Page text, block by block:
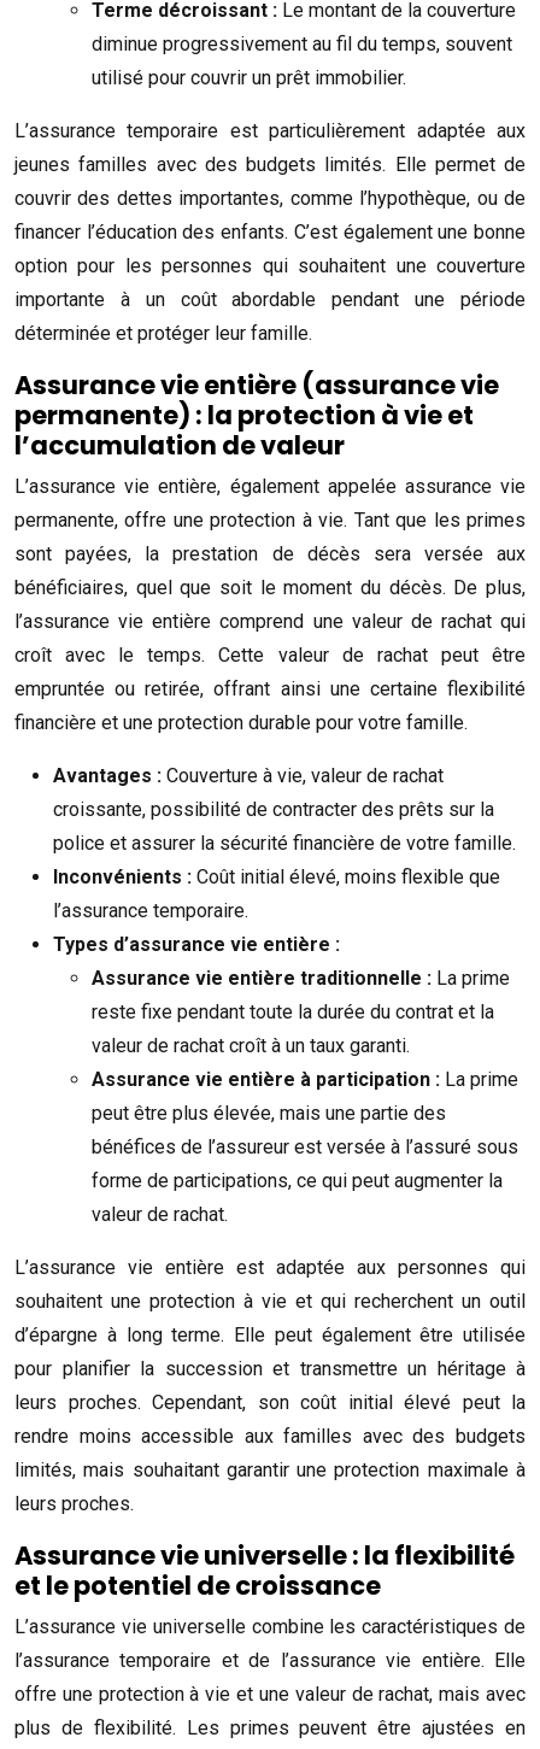
Terme décroissant : Le montant de la couverture
diminue progressivement au fil du temps, souvent
utilisé pour couvrir un prêt immobilier.
L’assurance temporaire est particulièrement adaptée aux
jeunes familles avec des budgets limités. Elle permet de
couvrir des dettes importantes, comme l’hypothèque, ou de
financer l’éducation des enfants. C’est également une bonne
option pour les personnes qui souhaitent une couverture
importante à un coût abordable pendant une période
déterminée et protéger leur famille.
Assurance vie entière (assurance vie
permanente) : la protection à vie et
l’accumulation de valeur
L’assurance vie entière, également appelée assurance vie
permanente, offre une protection à vie. Tant que les primes
sont payées, la prestation de décès sera versée aux
bénéficiaires, quel que soit le moment du décès. De plus,
l’assurance vie entière comprend une valeur de rachat qui
croît avec le temps. Cette valeur de rachat peut être
empruntée ou retirée, offrant ainsi une certaine flexibilité
financière et une protection durable pour votre famille.
Avantages : Couverture à vie, valeur de rachat
croissante, possibilité de contracter des prêts sur la
police et assurer la sécurité financière de votre famille.
Inconvénients : Coût initial élevé, moins flexible que
l’assurance temporaire.
Types d’assurance vie entière :
Assurance vie entière traditionnelle : La prime
reste fixe pendant toute la durée du contrat et la
valeur de rachat croît à un taux garanti.
Assurance vie entière à participation : La prime
peut être plus élevée, mais une partie des
bénéfices de l’assureur est versée à l’assuré sous
forme de participations, ce qui peut augmenter la
valeur de rachat.
L’assurance vie entière est adaptée aux personnes qui
souhaitent une protection à vie et qui recherchent un outil
d’épargne à long terme. Elle peut également être utilisée
pour planifier la succession et transmettre un héritage à
leurs proches. Cependant, son coût initial élevé peut la
rendre moins accessible aux familles avec des budgets
limités, mais souhaitant garantir une protection maximale à
leurs proches.
Assurance vie universelle : la flexibilité
et le potentiel de croissance
L’assurance vie universelle combine les caractéristiques de
l’assurance temporaire et de l’assurance vie entière. Elle
offre une protection à vie et une valeur de rachat, mais avec
plus de flexibilité. Les primes peuvent être ajustées en